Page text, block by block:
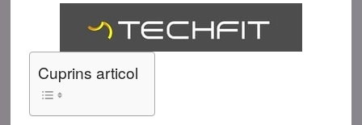
Cuprins articol